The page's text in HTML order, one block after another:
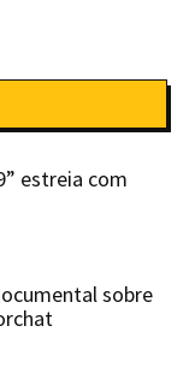
estreia com
sobre